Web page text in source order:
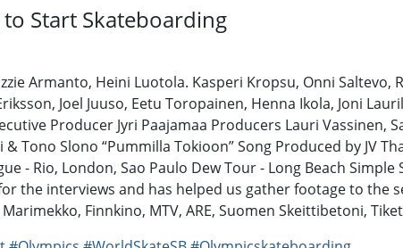
Start Skateboarding
Armanto, Heini Luotola. Kasperi Kropsu, Onni Saltevo,
Joel Juuso, Eetu Toropainen, Henna Ikola, Joni
Producer Jyri Paajamaa Producers Lauri Vassinen,
Tono Slono “Pummilla Tokioon” Song Produced by JV
- Rio, London, Sao Paulo Dew Tour - Long Beach
the interviews and has helped us gather footage to the
Finnkino, MTV, ARE, Suomen Skeittibetoni,